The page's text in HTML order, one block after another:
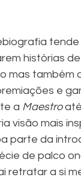
histórias
mas também
e
a Maestro até
visão mais
parte da
de palco
retratar a si